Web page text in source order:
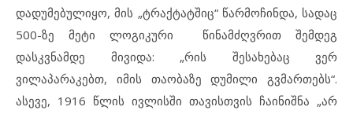
დადუმებულიყო, მის „ტრაქტატშიც“ წარმოჩინდა, სადაც
500-ზე მეტი ლოგიკური წინამძღვრით შემდეგ
დასკვნამდე მივიდა: „რის შესახებაც ვერ
ვილაპარაკებთ, იმის თაობაზე დუმილი გვმართებს“.
ასევე, 1916 წლის ივლისში თავისთვის ჩაინიშნა „არ